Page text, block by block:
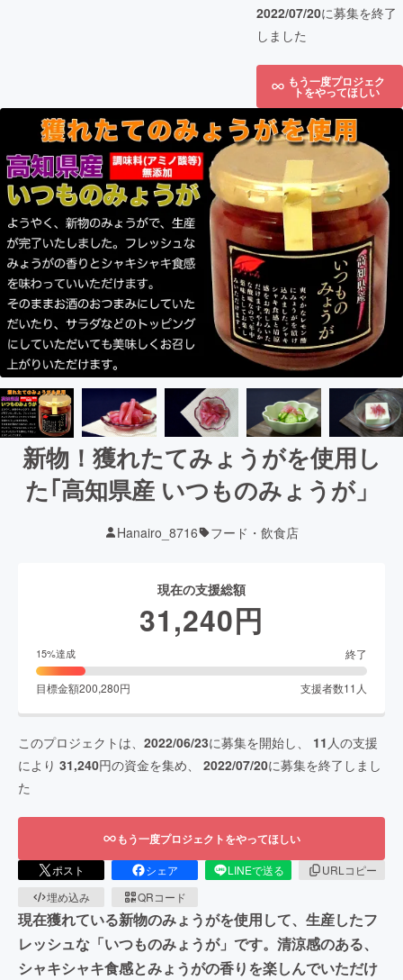
2022/07/20に募集を終了
しました
もう一度プロジェク
トをやってほしい
新物！獲れたてみょうがを使用し
た｢高知県産 いつものみょうが」
Hanairo_8716 フード・飲食店
現在の支援総額
31,240円
15%達成 終了
目標金額200,280円 支援者数11 人
このプロジェクトは、 2022/06/23に募集を開始し、 11 人の支援
により 31,240円の資金を集め、 2022/07/20に募集を終了しまし
た
もう一度プロジェクトをやってほしい
ポスト シェア LINEで送る
URLコピー
埋め込み
QRコード
現在獲れている新物のみょうがを使用して、生産したフ
レッシュな「いつものみょうが」です。清涼感のある、
シャキシャキ食感とみょうがの香りを楽しんでいただけ